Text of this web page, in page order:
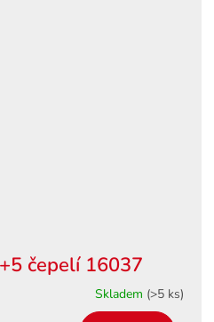
čepelí 16037
Skladem (>5 ks)